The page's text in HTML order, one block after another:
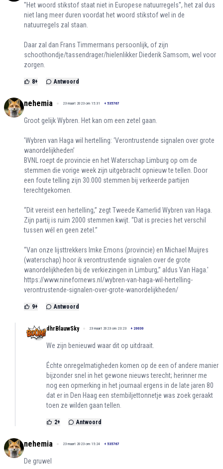
''Het woord stikstof staat niet in Europese natuurregels'', het zal dus
niet lang meer duren voordat het woord stikstof wel in de
natuurregels zal staan.
Daar zal dan Frans Timmermans persoonlijk, of zijn
schoothondje/tassendrager/hielenlikker Diederik Samsom, wel voor
zorgen.
8+ Antwoord
nehemia 23 maart 2023 om 15:31 + 535767
Groot gelijk Wybren. Het kan om een zetel gaan.
'Wybren van Haga wil hertelling: ‘Verontrustende signalen over grote
wanordelijkheden’
BVNL roept de provincie en het Waterschap Limburg op om de
stemmen die vorige week zijn uitgebracht opnieuw te tellen. Door
een foute telling zijn 30.000 stemmen bij verkeerde partijen
terechtgekomen.
“Dit vereist een hertelling,” zegt Tweede Kamerlid Wybren van Haga.
Zijn partij is ruim 2000 stemmen kwijt. “Dat is precies het verschil
tussen wél en geen zetel.”
“Van onze lijsttrekkers Imke Emons (provincie) en Michael Muijres
(waterschap) hoor ik verontrustende signalen over de grote
wanordelijkheden bij de verkiezingen in Limburg,” aldus Van Haga.'
https://www.ninefornews.nl/wybren-van-haga-wil-hertelling-
verontrustende-signalen-over-grote-wanordelijkheden/
9+ Antwoord
dhrBlauwSky 23 maart 2023 om 23:23 + 20030
We zijn benieuwd waar dit op uitdraait.
Échte onregelmatigheden komen op de een of andere manier
bijzonder snel in het gewone nieuws terecht; herinner me
nog een opmerking in het journaal ergens in de late jaren 80
dat er in Den Haag een stembiljettonnetje was zoek geraakt
toen ze wilden gaan tellen.
2+ Antwoord
nehemia 23 maart 2023 om 15:24 + 535767
De gruwel